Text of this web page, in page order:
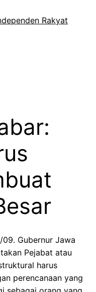
Rakyat
09. Gubernur Jawa
Pejabat atau
harus
perencanaan yang